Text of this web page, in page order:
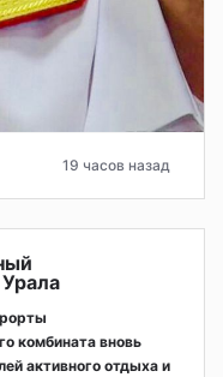
19 часов назад
комбината вновь
активного отдыха и